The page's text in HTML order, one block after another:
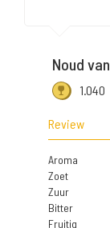
Noud
1.040
Review
Aroma
Zoet
Zuur
Bitter
Fruitig